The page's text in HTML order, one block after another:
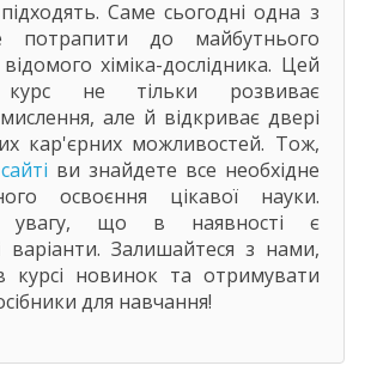
підходять. Саме сьогодні одна з
потрапити до майбутнього
хіміка-дослідника. Цей
курс не тільки розвиває
але й відкриває двері
кар'єрних можливостей. Тож,
сайті ви знайдете все необхідне
освоєння цікавої науки.
увагу, що в наявності є
варіанти. Залишайтеся з нами,
новинок та отримувати
для навчання!